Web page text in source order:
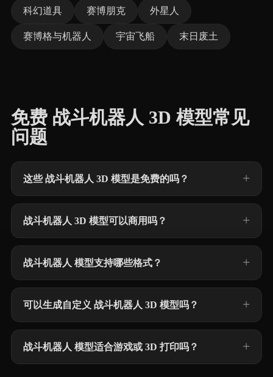
科幻道具 赛博朋克 外星人
赛博格与机器人 宇宙飞船 末日废土
免费 战斗机器人 3D 模型常见
问题
这些 战斗机器人 3D 模型是免费的吗？
战斗机器人 3D 模型可以商用吗？
战斗机器人 模型支持哪些格式？
可以生成自定义 战斗机器人 3D 模型吗？
战斗机器人 模型适合游戏或 3D 打印吗？